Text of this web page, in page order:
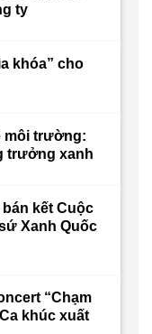
ty
khóa” cho
môi trường:
trưởng xanh
kết Cuộc
Xanh Quốc
“Chạm
khúc xuất